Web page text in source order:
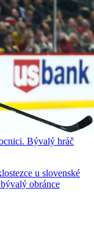
Bývalý hráč
u slovenské
obránce